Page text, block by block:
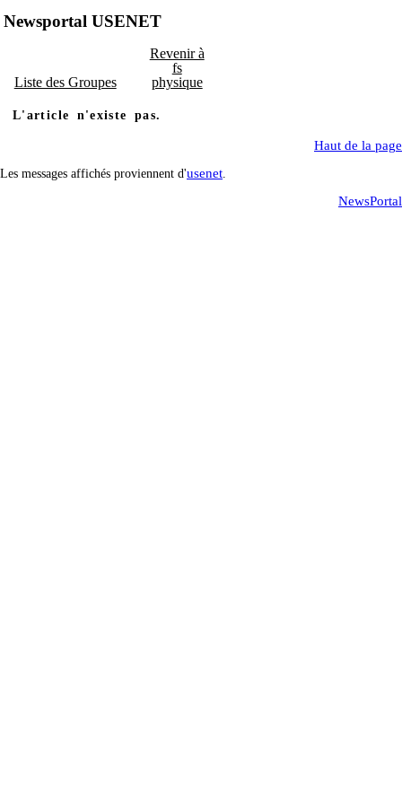
Newsportal USENET
Liste des Groupes
Revenir à
fs
physique
L'article n'existe pas.
Haut de la page
Les messages affichés proviennent d'usenet
NewsPortal